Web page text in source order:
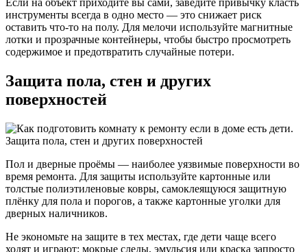
инструменты всегда в одно место — это снижает риск
оставить что-то на полу. Для мелочи используйте магнитные
лотки и прозрачные контейнеры, чтобы быстро просмотреть
содержимое и предотвратить случайные потери.
Защита пола, стен и других
поверхностей
Пол и дверные проёмы — наиболее уязвимые поверхности во
время ремонта. Для защиты используйте картонные или
толстые полиэтиленовые ковры, самоклеящуюся защитную
плёнку для пола и порогов, а также картонные уголки для
дверных наличников.
Не экономьте на защите в тех местах, где дети чаще всего
ходят и играют: мокрые следы, эмульсия или краска запросто